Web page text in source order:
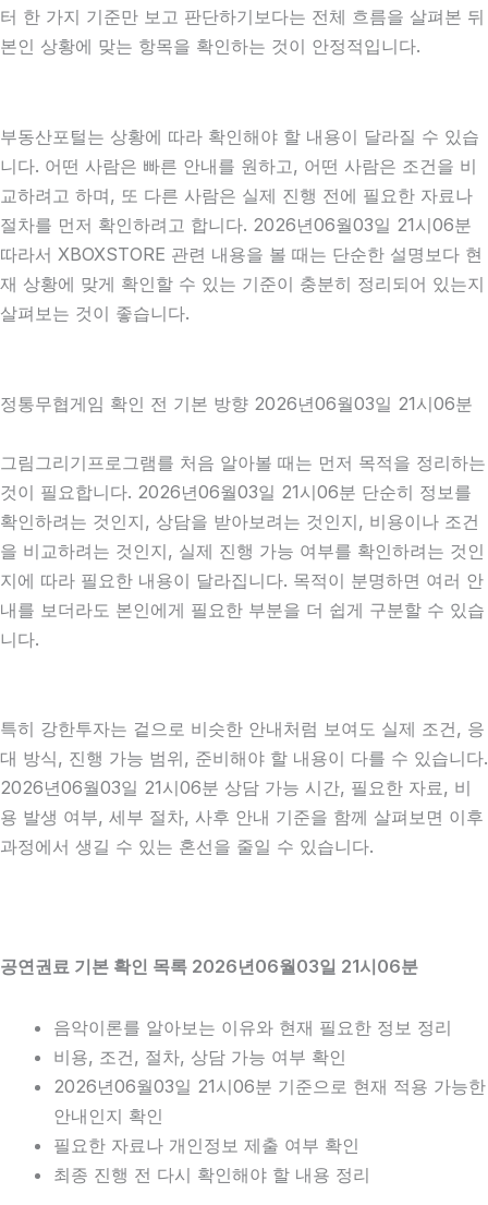
터 한 가지 기준만 보고 판단하기보다는 전체 흐름을 살펴본 뒤
본인 상황에 맞는 항목을 확인하는 것이 안정적입니다.
부동산포털는 상황에 따라 확인해야 할 내용이 달라질 수 있습
니다. 어떤 사람은 빠른 안내를 원하고, 어떤 사람은 조건을 비
교하려고 하며, 또 다른 사람은 실제 진행 전에 필요한 자료나
절차를 먼저 확인하려고 합니다. 2026년06월03일 21시06분
따라서 XBOXSTORE 관련 내용을 볼 때는 단순한 설명보다 현
재 상황에 맞게 확인할 수 있는 기준이 충분히 정리되어 있는지
살펴보는 것이 좋습니다.
정통무협게임 확인 전 기본 방향 2026년06월03일 21시06분
그림그리기프로그램를 처음 알아볼 때는 먼저 목적을 정리하는
것이 필요합니다. 2026년06월03일 21시06분 단순히 정보를
확인하려는 것인지, 상담을 받아보려는 것인지, 비용이나 조건
을 비교하려는 것인지, 실제 진행 가능 여부를 확인하려는 것인
지에 따라 필요한 내용이 달라집니다. 목적이 분명하면 여러 안
내를 보더라도 본인에게 필요한 부분을 더 쉽게 구분할 수 있습
니다.
특히 강한투자는 겉으로 비슷한 안내처럼 보여도 실제 조건, 응
대 방식, 진행 가능 범위, 준비해야 할 내용이 다를 수 있습니다.
2026년06월03일 21시06분 상담 가능 시간, 필요한 자료, 비
용 발생 여부, 세부 절차, 사후 안내 기준을 함께 살펴보면 이후
과정에서 생길 수 있는 혼선을 줄일 수 있습니다.
공연권료 기본 확인 목록 2026년06월03일 21시06분
음악이론를 알아보는 이유와 현재 필요한 정보 정리
비용, 조건, 절차, 상담 가능 여부 확인
2026년06월03일 21시06분 기준으로 현재 적용 가능한
안내인지 확인
필요한 자료나 개인정보 제출 여부 확인
최종 진행 전 다시 확인해야 할 내용 정리